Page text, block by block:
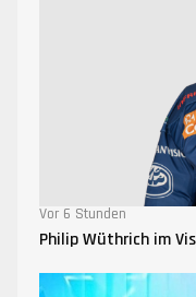
Vor 6 Stunden
Philip Wüthrich im